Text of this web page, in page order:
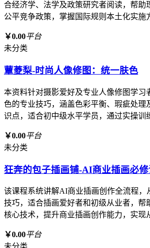
合经济学、法学及政策研究者阅读，帮助
公平竞争政策，掌握国际规则本土化实施
￥0.00平台
未分类
蕈菱梨-时尚人像修图：统一肤色
本资料针对摄影爱好及专业人像修图学习
色的专业技巧，涵盖色彩平衡、瑕疵处理
识点，适合初中级水平学员，通过实操训
￥0.00平台
未分类
狂奔的包子插画铺-AI商业插画必
该课程系统讲解AI商业插画创作全流程，
技巧，适合插画爱好者和初级从业者，帮
核心技术，提升商业插画创作能力，实现
￥0.00平台